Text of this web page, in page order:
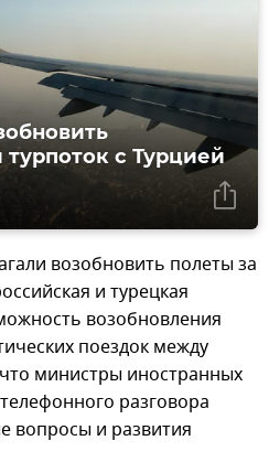
с Турцией
возобновить полеты за
и турецкая
возобновления
поездок между
министры иностранных
разговора
вопросы и развития